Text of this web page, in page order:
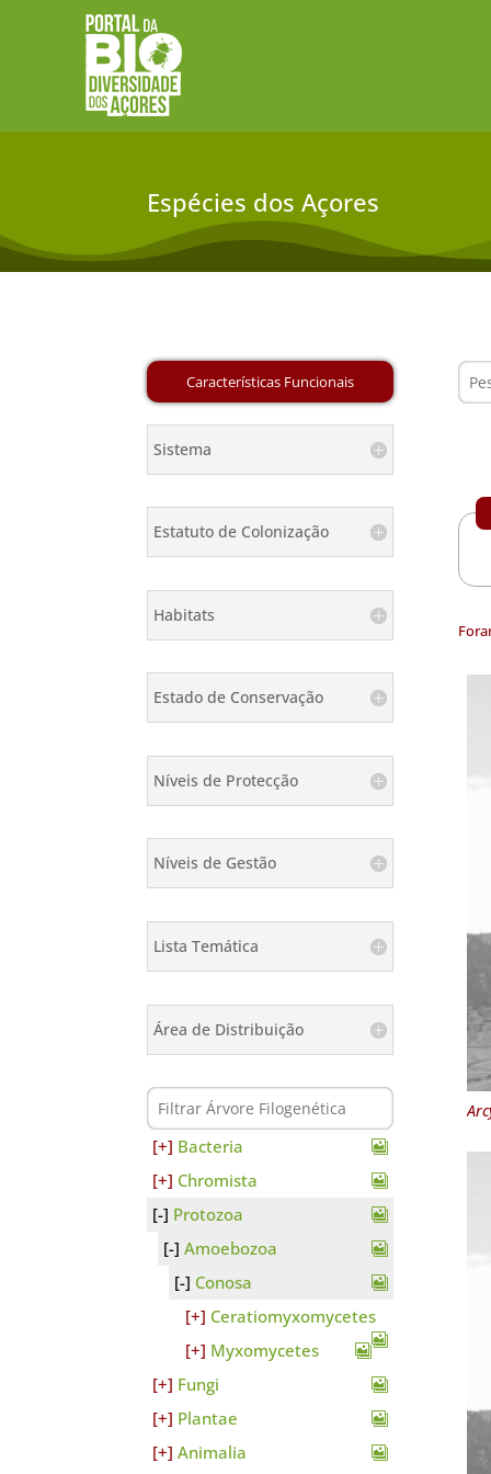
Espécies dos Açores
Sistema
Estatuto de Colonização
Habitats
Estado de Conservação
Níveis de Protecção
Níveis de Gestão
Lista Temática
Área de Distribuição
Bacteria
Chromista
Protozoa
Amoebozoa
Conosa
Ceratiomyxomycetes
Myxomycetes
Fungi
Plantae
Animalia